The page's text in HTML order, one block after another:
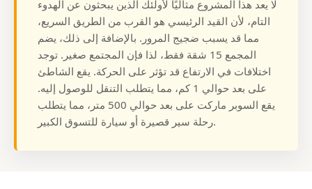
لا يعد هذا المشروع مثاليًا لأولئك الذين يبحثون عن الهدوء
التام، لأن القيد الرئيسي هو القرب من الطريق السريع،
مما قد يسبب ضجيج المرور. بالإضافة إلى ذلك، يضم
المجمع 15 شقة فقط، لذا فإن المجتمع صغير. توجد
اختلافات في الارتفاع قد تؤثر على الحركة. يقع الشاطئ
على بعد حوالي 1 كم، مما يتطلب التنقل للوصول إليه.
يقع السوبر ماركت على بعد حوالي 500 متر، مما يتطلب
رحلة سير قصيرة أو سيارة للتسوق الكبير.